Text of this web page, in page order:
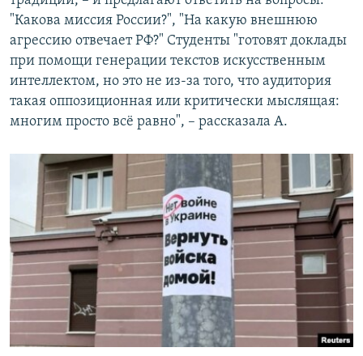
"Какова миссия России?", "На какую внешнюю
агрессию отвечает РФ?" Студенты "готовят доклады
при помощи генерации текстов искусственным
интеллектом, но это не из-за того, что аудитория
такая оппозиционная или критически мыслящая:
многим просто всё равно", – рассказала А.